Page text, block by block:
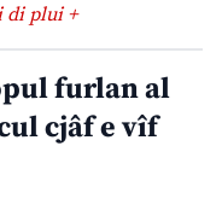
di plui +
furlan al
cjâf e vîf